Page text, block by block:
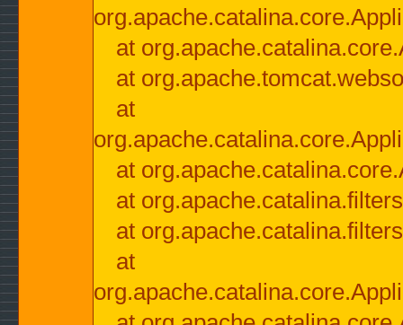
at
at
at
at
at
at
at